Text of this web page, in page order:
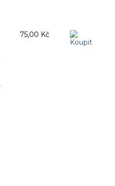
75,00 Kč